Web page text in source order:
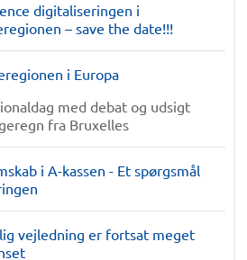
digitaliseringen i
– save the date!!!
i Europa
med debat og udsigt
fra Bruxelles
i A-kassen - Et spørgsmål
vejledning er fortsat meget